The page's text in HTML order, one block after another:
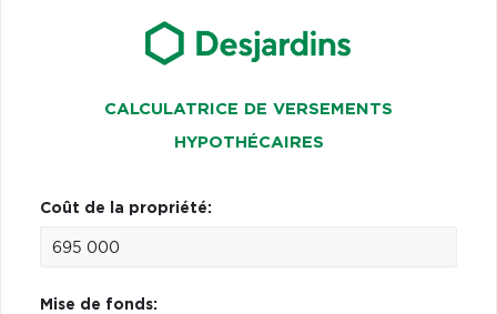
CALCULATRICE DE VERSEMENTS
HYPOTHÉCAIRES
Coût de la propriété:
Mise de fonds: